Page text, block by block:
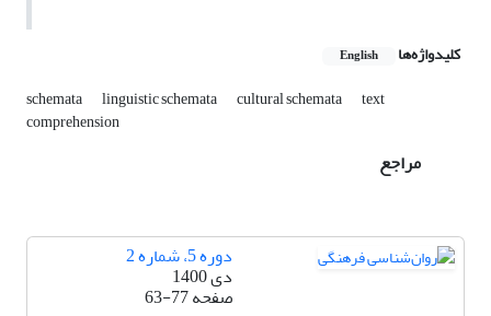
کلیدواژه‌ها English
schemata linguistic schemata cultural schemata text
comprehension
مراجع
دوره 5، شماره 2
دی 1400
صفحه63-77